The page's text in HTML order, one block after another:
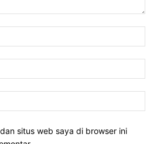
situs web saya di browser ini